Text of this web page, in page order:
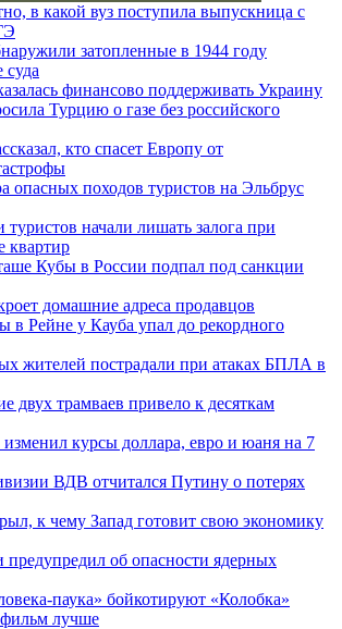
в какой вуз поступила выпускница с
затопленные в 1944 году
финансово поддерживать Украину
Турцию о газе без российского
кто спасет Европу от
опасных походов туристов на Эльбрус
начали лишать залога при
квартир
Кубы в России подпал под санкции
домашние адреса продавцов
в Рейне у Кауба упал до рекордного
жителей пострадали при атаках БПЛА в
двух трамваев привело к десяткам
курсы доллара, евро и юаня на 7
ВДВ отчитался Путину о потерях
к чему Запад готовит свою экономику
об опасности ядерных
паука» бойкотируют «Колобка»
лучше